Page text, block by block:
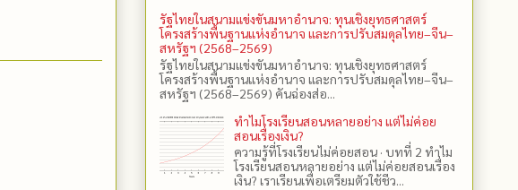
รัฐไทยในสนามแข่งขันมหาอำนาจ: ทุนเชิงยุทธศาสตร์
โครงสร้างพื้นฐานแห่งอำนาจ และการปรับสมดุลไทย–จีน–
สหรัฐฯ (2568–2569)
รัฐไทยในสนามแข่งขันมหาอำนาจ: ทุนเชิงยุทธศาสตร์
โครงสร้างพื้นฐานแห่งอำนาจ และการปรับสมดุลไทย–จีน–
สหรัฐฯ (2568–2569) คันฉ่องส่อ...
ทำไมโรงเรียนสอนหลายอย่าง แต่ไม่ค่อย
สอนเรื่องเงิน?
ความรู้ที่โรงเรียนไม่ค่อยสอน · บทที่ 2 ทำไม
โรงเรียนสอนหลายอย่าง แต่ไม่ค่อยสอนเรื่อง
เงิน? เราเรียนเพื่อเตรียมตัวใช้ชีว...